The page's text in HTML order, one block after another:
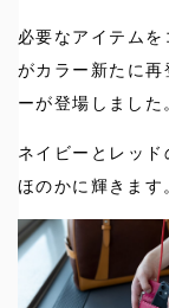
必要なアイテム
がカラー新たに
ーが登場しました
ネイビーとレッ
ほのかに輝きます